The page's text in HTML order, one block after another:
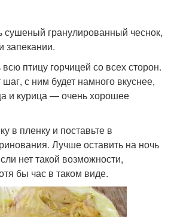
сушеный гранулированный чеснок,
запекании.
птицу горчицей со всех сторон.
с ним будет намного вкуснее,
и курица — очень хорошее
в пленку и поставьте в
Лучше оставить на ночь
нет такой возможности,
бы час в таком виде.